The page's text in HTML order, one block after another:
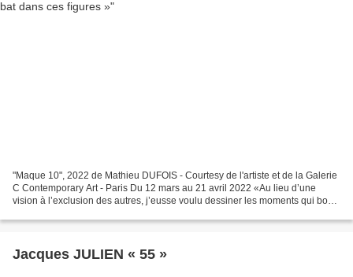
"Maque 10", 2022 de Mathieu DUFOIS - Courtesy de l'artiste et de la Galerie
C Contemporary Art - Paris Du 12 mars au 21 avril 2022 «Au lieu d’une
vision à l’exclusion des autres, j’eusse voulu dessiner les moments qui bout
Jacques JULIEN « 55 »